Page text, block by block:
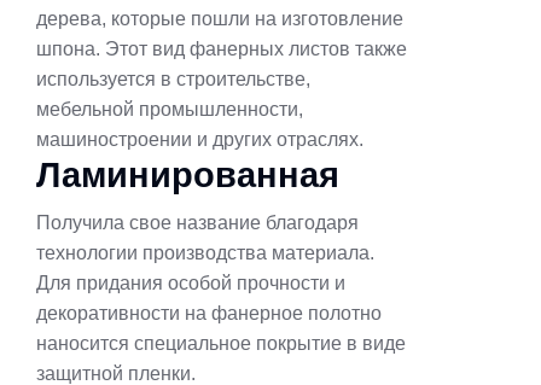
дерева, которые пошли на изготовление
шпона. Этот вид фанерных листов также
используется в строительстве,
мебельной промышленности,
машиностроении и других отраслях.
Ламинированная
Получила свое название благодаря
технологии производства материала.
Для придания особой прочности и
декоративности на фанерное полотно
наносится специальное покрытие в виде
защитной пленки.